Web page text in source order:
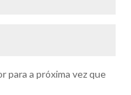
para a próxima vez que